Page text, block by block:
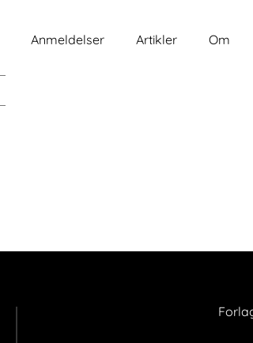
Anmeldelser Artikler Om